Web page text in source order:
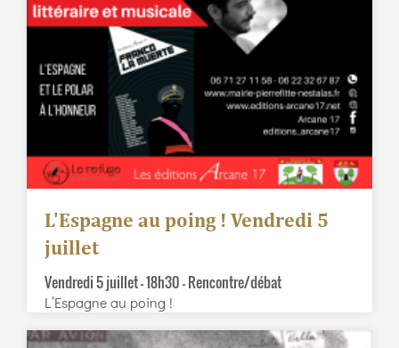
L'Espagne au poing ! Vendredi 5
juillet
Vendredi 5 juillet – 18h30 – Rencontre/débat
L’Espagne au poing !